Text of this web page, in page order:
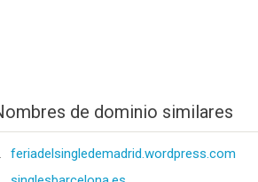
de dominio similares
feriadelsingledemadrid.wordpress.com